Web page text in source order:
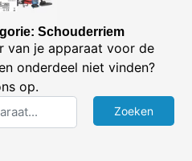
Schouderriem
van je apparaat voor de
onderdeel niet vinden?
op.